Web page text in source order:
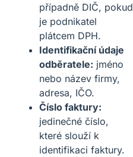
případně DIČ, pokud
je podnikatel
plátcem DPH.
Identifikační údaje
odběratele: jméno
nebo název firmy,
adresa, IČO.
Číslo faktury:
jedinečné číslo,
které slouží k
identifikaci faktury.